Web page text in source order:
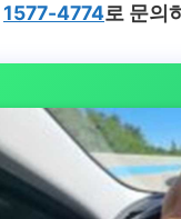
1577-4774로 문의